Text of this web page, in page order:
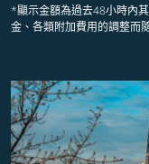
*顯示金額為過去48小時內
金、各類附加費用的調整而